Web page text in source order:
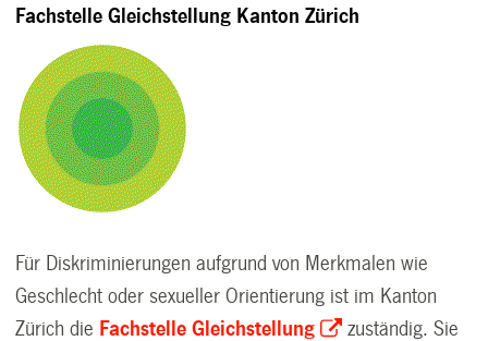
Fachstelle Gleichstellung Kanton Zürich
Für Diskriminierungen aufgrund von Merkmalen wie
Geschlecht oder sexueller Orientierung ist im Kanton
Zürich die Fachstelle Gleichstellung
zuständig. Sie